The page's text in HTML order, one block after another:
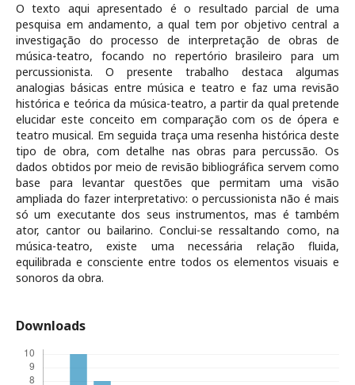
O texto aqui apresentado é o resultado parcial de uma
pesquisa em andamento, a qual tem por objetivo central a
investigação do processo de interpretação de obras de
música-teatro, focando no repertório brasileiro para um
percussionista. O presente trabalho destaca algumas
analogias básicas entre música e teatro e faz uma revisão
histórica e teórica da música-teatro, a partir da qual pretende
elucidar este conceito em comparação com os de ópera e
teatro musical. Em seguida traça uma resenha histórica deste
tipo de obra, com detalhe nas obras para percussão. Os
dados obtidos por meio de revisão bibliográfica servem como
base para levantar questões que permitam uma visão
ampliada do fazer interpretativo: o percussionista não é mais
só um executante dos seus instrumentos, mas é também
ator, cantor ou bailarino. Conclui-se ressaltando como, na
música-teatro, existe uma necessária relação fluida,
equilibrada e consciente entre todos os elementos visuais e
sonoros da obra.
Downloads